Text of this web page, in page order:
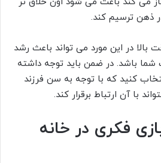
ذهن ترسیم کند.
در این مورد می تواند باعث رشد
باشد. در ضمن باید توجه داشته
کنید که با توجه به سن فرزند
با آن ارتباط برقرار کند.
فکری در خانه